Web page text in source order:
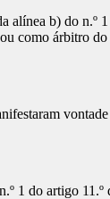
alínea b) do
como árbitro
1 do artigo